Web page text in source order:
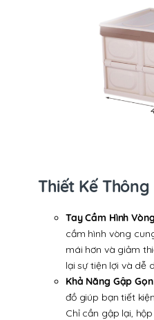
Thiết Kế
Tay Cầm Hình
cầm hình vòng
mái hơn và giảm
lại sự tiện lợi và dễ
Khả Năng Gập
đồ giúp bạn tiết
Chỉ cần gập lại,